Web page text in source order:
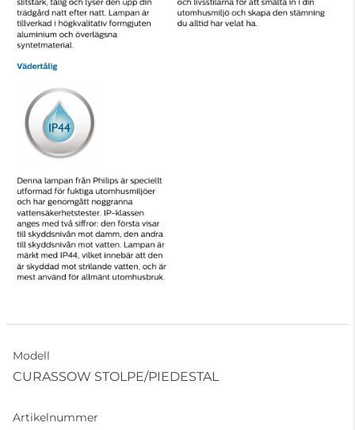
Modell
CURASSOW STOLPE/PIEDESTAL
Artikelnummer